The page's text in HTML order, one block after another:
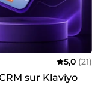
5,0 (21)
sur Klaviyo